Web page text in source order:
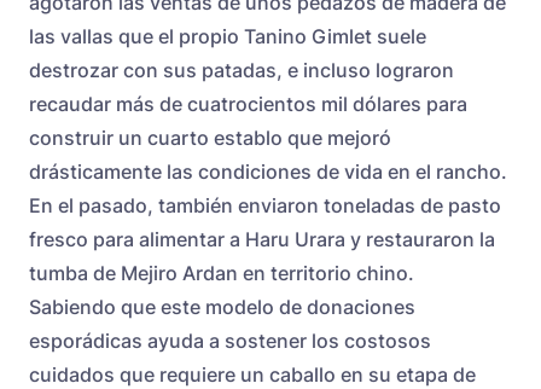
las vallas que el propio Tanino Gimlet suele
destrozar con sus patadas, e incluso lograron
recaudar más de cuatrocientos mil dólares para
construir un cuarto establo que mejoró
drásticamente las condiciones de vida en el rancho.
En el pasado, también enviaron toneladas de pasto
fresco para alimentar a Haru Urara y restauraron la
tumba de Mejiro Ardan en territorio chino.
Sabiendo que este modelo de donaciones
esporádicas ayuda a sostener los costosos
cuidados que requiere un caballo en su etapa de